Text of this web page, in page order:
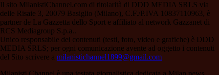
Il sito MilanistiChannel.com di titolarità di DDD MEDIA SRLS via
delle Risaie 3, 20079 Basiglio (Milano), C.F./P.IVA 10837110963, è
partner de La Gazzetta dello Sport e affiliato al network Gazzanet di
RCS Mediagroup S.p.a..
Unico responsabile dei contenuti (testi, foto, video e grafiche) è DDD
MEDIA SRLS; per ogni comunicazione avente ad oggetto i contenuti
del Sito scrivere a milanistichannel1899@gmail.com